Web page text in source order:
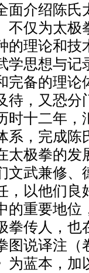
面介绍陈氏
不仅为太极
的理论和技
学思想与记
完备的理论
待，又恐分
时十二年
系，完成陈
太极拳的
文武兼修
，以他们良
的重要地位
拳传人，也
图说译注（
为蓝本，加